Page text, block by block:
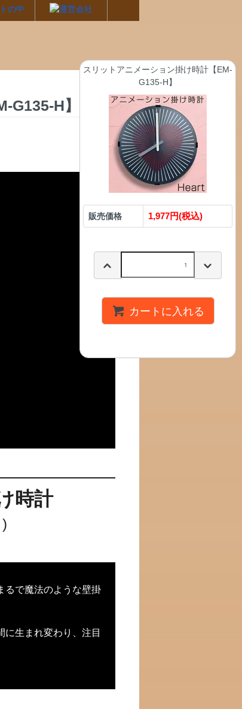
H】
時計
るで魔法のような壁掛
に生まれ変わり、注目
スリットアニメーション掛け時計【EM-
G135-H】
販売価格 1,977円(税込)
カートに入れる